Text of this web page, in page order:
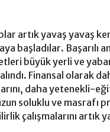
artık yavaş yavaş
başladılar. Başarılı
büyük yerli ve
Finansal olarak
daha yetenekli-
soluklu ve masrafı
çalışmalarını artık